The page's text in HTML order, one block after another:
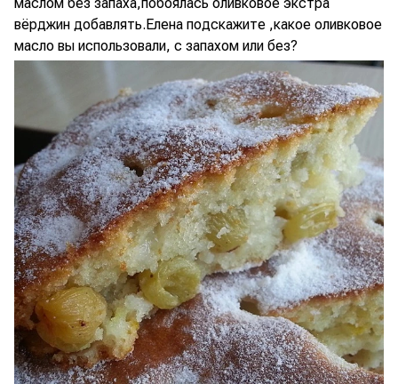
вёрджин добавлять.Елена подскажите ,какое оливковое
масло вы использовали, с запахом или без?